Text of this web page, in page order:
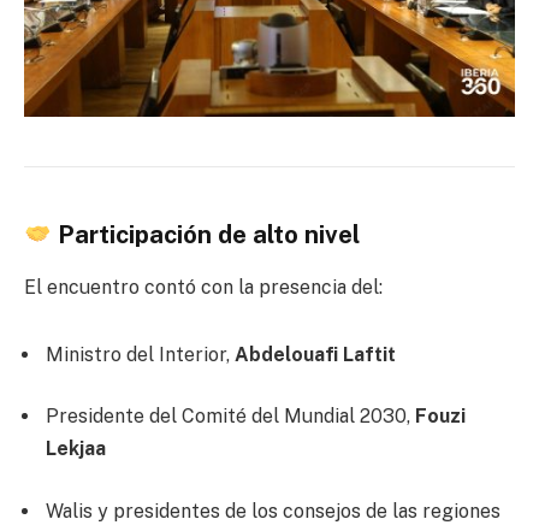
Participación de alto nivel
El encuentro contó con la presencia del:
Ministro del Interior, Abdelouafi Laftit
Presidente del Comité del Mundial 2030, Fouzi
Lekjaa
Walis y presidentes de los consejos de las regiones